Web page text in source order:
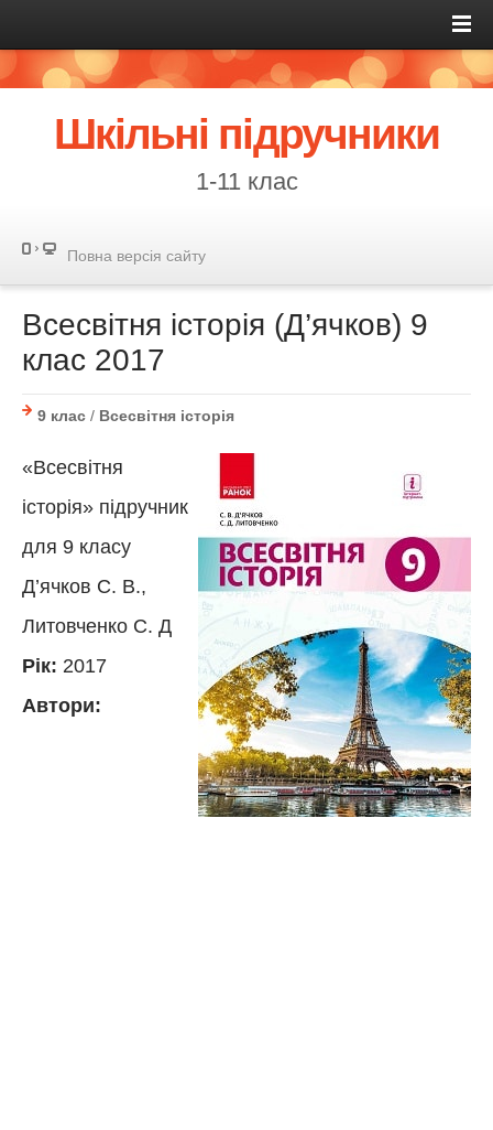
Шкільні підручники
1-11 клас
Повна версія сайту
Всесвітня історія (Д’ячков) 9
клас 2017
9 клас / Всесвітня історія
«Всесвітня
історія» підручник
для 9 класу
Д’ячков С. В.,
Литовченко С. Д
Рік: 2017
Автори: